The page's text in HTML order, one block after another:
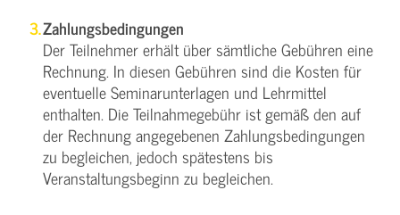
Zahlungsbedingungen
Der Teilnehmer erhält über sämtliche Gebühren eine
Rechnung. In diesen Gebühren sind die Kosten für
eventuelle Seminarunterlagen und Lehrmittel
enthalten. Die Teilnahmegebühr ist gemäß den auf
der Rechnung angegebenen Zahlungsbedingungen
zu begleichen, jedoch spätestens bis
Veranstaltungsbeginn zu begleichen.